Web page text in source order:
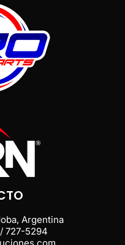
Argentina
727-5294